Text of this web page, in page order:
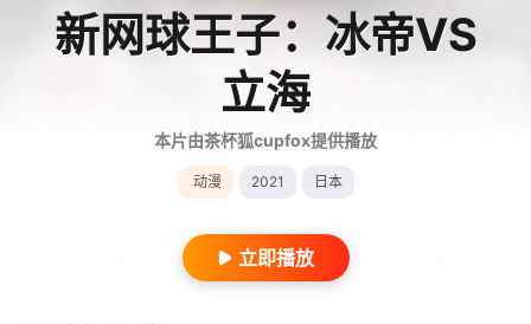
新网球王子：冰帝VS
立海
本片由茶杯狐cupfox提供播放
动漫 2021 日本
立即播放